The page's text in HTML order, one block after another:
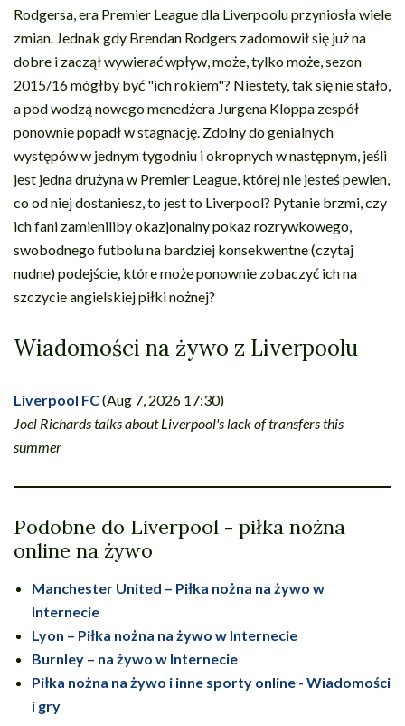
Rodgersa, era Premier League dla Liverpoolu przyniosła wiele
zmian. Jednak gdy Brendan Rodgers zadomowił się już na
dobre i zaczął wywierać wpływ, może, tylko może, sezon
2015/16 mógłby być "ich rokiem"? Niestety, tak się nie stało,
a pod wodzą nowego menedżera Jurgena Kloppa zespół
ponownie popadł w stagnację. Zdolny do genialnych
występów w jednym tygodniu i okropnych w następnym, jeśli
jest jedna drużyna w Premier League, której nie jesteś pewien,
co od niej dostaniesz, to jest to Liverpool? Pytanie brzmi, czy
ich fani zamieniliby okazjonalny pokaz rozrywkowego,
swobodnego futbolu na bardziej konsekwentne (czytaj
nudne) podejście, które może ponownie zobaczyć ich na
szczycie angielskiej piłki nożnej?
Wiadomości na żywo z Liverpoolu
Liverpool FC(Aug 7, 2026 17:30)
Joel Richards talks about Liverpool's lack of transfers this
summer
Podobne do Liverpool - piłka nożna
online na żywo
Manchester United – Piłka nożna na żywo w
Internecie
Lyon – Piłka nożna na żywo w Internecie
Burnley – na żywo w Internecie
Piłka nożna na żywo i inne sporty online - Wiadomości
i gry